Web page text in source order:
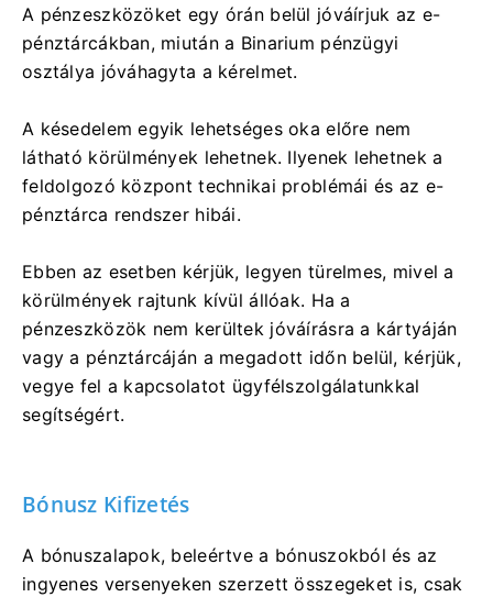
A pénzeszközöket egy órán belül jóváírjuk az e-
pénztárcákban, miután a Binarium pénzügyi
osztálya jóváhagyta a kérelmet.
A késedelem egyik lehetséges oka előre nem
látható körülmények lehetnek. Ilyenek lehetnek a
feldolgozó központ technikai problémái és az e-
pénztárca rendszer hibái.
Ebben az esetben kérjük, legyen türelmes, mivel a
körülmények rajtunk kívül állóak. Ha a
pénzeszközök nem kerültek jóváírásra a kártyáján
vagy a pénztárcáján a megadott időn belül, kérjük,
vegye fel a kapcsolatot ügyfélszolgálatunkkal
segítségért.
Bónusz Kifizetés
A bónuszalapok, beleértve a bónuszokból és az
ingyenes versenyeken szerzett összegeket is, csak